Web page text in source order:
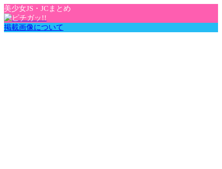
美少女JS・JCまとめ
掲載画像について